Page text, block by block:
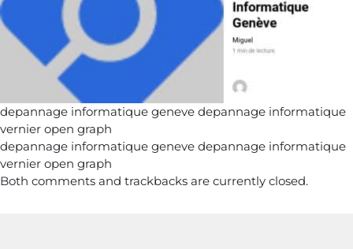
depannage informatique geneve depannage informatique
vernier open graph
depannage informatique geneve depannage informatique
vernier open graph
Both comments and trackbacks are currently closed.